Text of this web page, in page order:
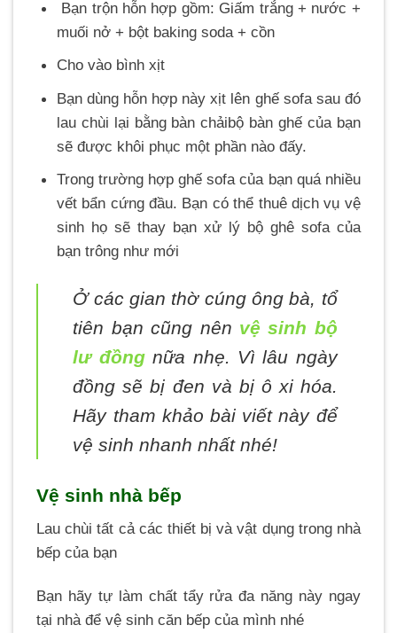
Bạn trộn hỗn hợp gồm: Giấm trắng + nước +
muối nở + bột baking soda + cồn
Cho vào bình xịt
Bạn dùng hỗn hợp này xịt lên ghế sofa sau đó
lau chùi lại bằng bàn chảibộ bàn ghế của bạn
sẽ được khôi phục một phần nào đấy.
Trong trường hợp ghế sofa của bạn quá nhiều
vết bẩn cứng đầu. Bạn có thể thuê dịch vụ vệ
sinh họ sẽ thay bạn xử lý bộ ghê sofa của
bạn trông như mới
Ở các gian thờ cúng ông bà, tổ
tiên bạn cũng nên vệ sinh bộ
lư đồngnữa nhẹ. Vì lâu ngày
đồng sẽ bị đen và bị ô xi hóa.
Hãy tham khảo bài viết này để
vệ sinh nhanh nhất nhé!
Vệ sinh nhà bếp
Lau chùi tất cả các thiết bị và vật dụng trong nhà
bếp của bạn
Bạn hãy tự làm chất tẩy rửa đa năng này ngay
tại nhà để vệ sinh căn bếp của mình nhé